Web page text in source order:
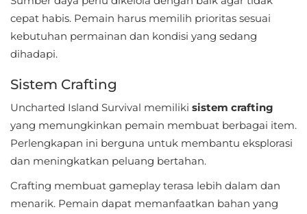
Communication
Dating
Emulator
Entertainment
Events
Finance
cepat habis. Pemain harus memilih prioritas sesuai
kebutuhan permainan dan kondisi yang sedang
dihadapi.
Sistem Crafting
Uncharted Island Survival memiliki sistem crafting
yang memungkinkan pemain membuat berbagai item.
Perlengkapan ini berguna untuk membantu eksplorasi
dan meningkatkan peluang bertahan.
Crafting membuat gameplay terasa lebih dalam dan
menarik. Pemain dapat memanfaatkan bahan yang